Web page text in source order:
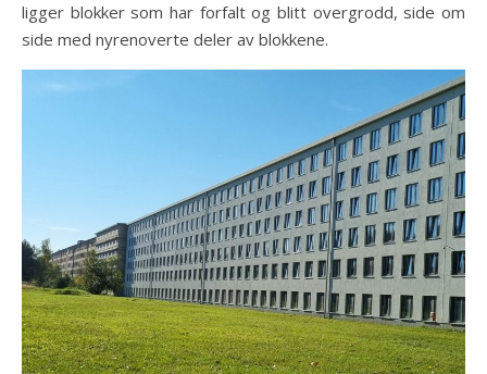
ligger blokker som har forfalt og blitt overgrodd, side om
side med nyrenoverte deler av blokkene.